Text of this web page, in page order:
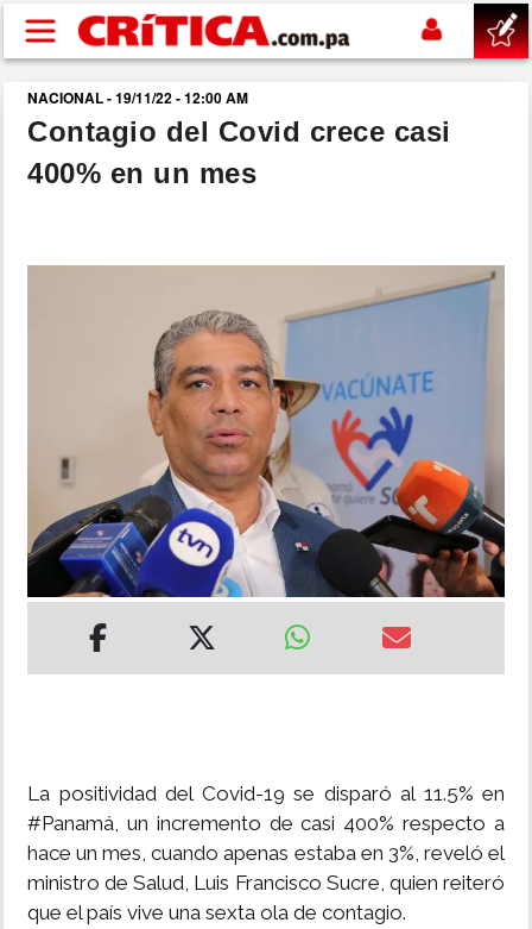
Pasar al contenido principal
buscar
SUCESOS
MUNDO
INSÓLITAS
MULTIMEDIA
NACIONAL - 19/11/22 - 12:00 AM
Contagio del Covid crece casi
400% en un mes
La positividad del Covid-19 se disparó al 11.5% en
#Panamá, un incremento de casi 400% respecto a
hace un mes, cuando apenas estaba en 3%, reveló el
ministro de Salud, Luis Francisco Sucre, quien reiteró
que el país vive una sexta ola de contagio.